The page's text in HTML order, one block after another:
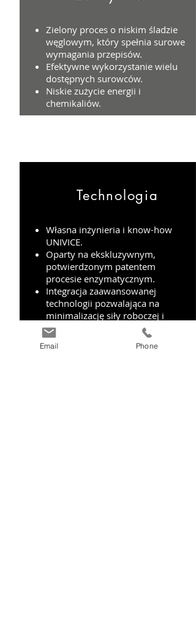
Zielony proces o niskim śladzie
węglowym, który spełnia surowe
wymagania przepisów.
Efektywne wykorzystanie wielu
dostępnych surowców.
Niskie zużycie energii i
chemikaliów.
Technologia
Własna inżynieria i know-how
UNIVICE.
Oparty na ekskluzywnym,
potwierdzonym patentem
procesie enzymatycznym.
Integracja zaawansowanej
technologii pozwalająca na
minimalizację siły roboczej i
zdalny nadzór w wielu
lokalizacjach
Email Phone